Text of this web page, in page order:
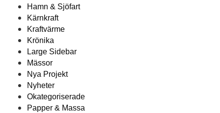
Hamn & Sjöfart
Kärnkraft
Kraftvärme
Krönika
Large Sidebar
Mässor
Nya Projekt
Nyheter
Okategoriserade
Papper & Massa